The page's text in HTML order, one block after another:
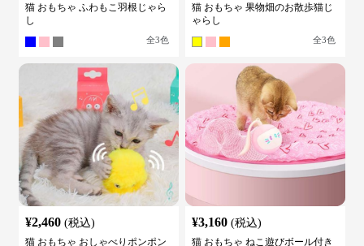
猫 おもちゃ ふわもこ羽根じゃら
し
全3色
猫 おもちゃ 果物畑のお散歩猫じ
ゃらし
全3色
¥2,460 (税込)
猫 おもちゃ おしゃべりポンポン
¥3,160 (税込)
猫 おもちゃ ねこ遊びボール付き